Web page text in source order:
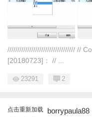
////////////////////////////////// //
[20180723]： // ...
23291 2
点击重新加载 borrypaula88